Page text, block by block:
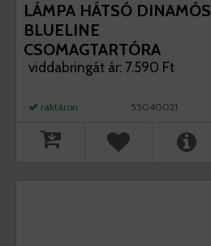
LÁMPA HÁTSÓ DINAMÓS
BLUELINE
CSOMAGTARTÓRA
STEADY 50 MM AXA AM
viddabringát ár: 7.590 Ft
raktáron 55040021